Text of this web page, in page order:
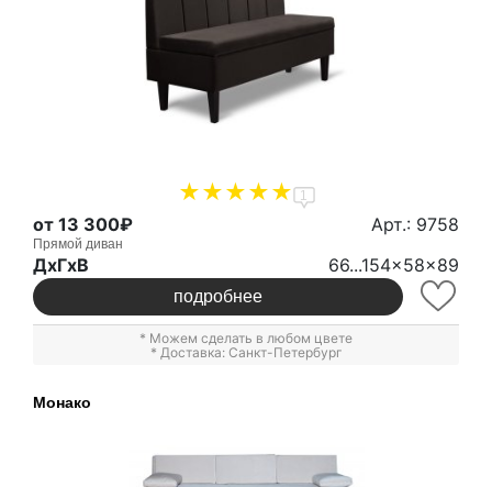
1
от 13 300₽ Арт.: 9758
Прямой диван
ДxГxВ 66...154x58x89
подробнее
* Можем сделать в любом цвете
* Доставка: Санкт-Петербург
Монако